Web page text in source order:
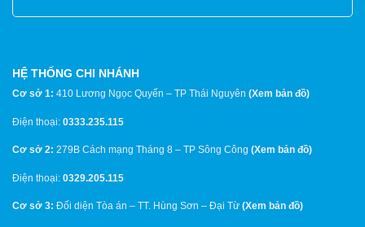
HỆ THỐNG CHI NHÁNH
Cơ sở 1: 410 Lương Ngọc Quyến – TP Thái Nguyên (Xem bản đồ)
Điện thoại: 0333.235.115
Cơ sở 2: 279B Cách mạng Tháng 8 – TP Sông Công (Xem bản đồ)
Điện thoại: 0329.205.115
Cơ sở 3: Đối diện Tòa án – TT. Hùng Sơn – Đại Từ (Xem bản đồ)